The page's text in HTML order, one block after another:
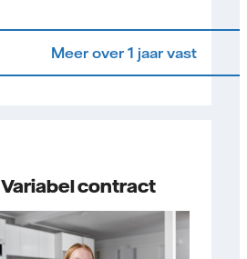
Meer over 1 jaar vast
Variabel contract